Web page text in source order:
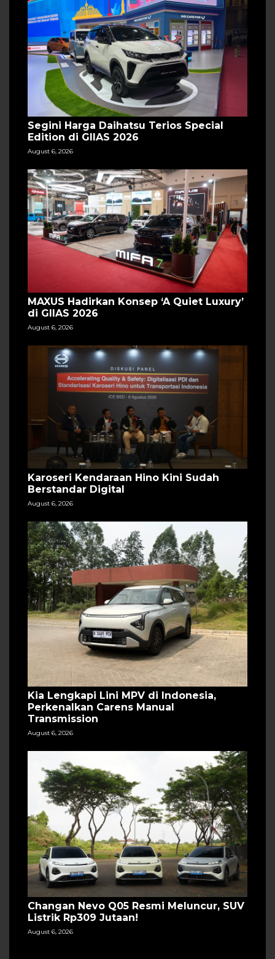
Segini Harga Daihatsu Terios Special
Edition di GIIAS 2026
August 6, 2026
MAXUS Hadirkan Konsep ‘A Quiet Luxury’
di GIIAS 2026
August 6, 2026
Karoseri Kendaraan Hino Kini Sudah
Berstandar Digital
August 6, 2026
Kia Lengkapi Lini MPV di Indonesia,
Perkenalkan Carens Manual
Transmission
August 6, 2026
Changan Nevo Q05 Resmi Meluncur, SUV
Listrik Rp309 Jutaan!
August 6, 2026